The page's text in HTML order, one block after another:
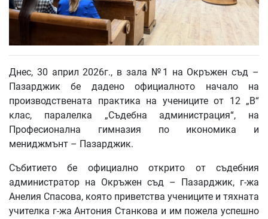
Днес, 30 април 2026г., в зала №1 на Окръжен съд –
Пазарджик бе дадено официалното начало на
производствената практика на учениците от 12 „В“
клас, паралелка „Съдебна администрация“, на
Професионална гимназия по икономика и
мениджмънт – Пазарджик.
Събитието бе официално открито от съдебния
администратор на Окръжен съд – Пазарджик, г-жа
Анелия Спасова, която приветства учениците и тяхната
учителка г-жа Антония Станкова и им пожела успешно